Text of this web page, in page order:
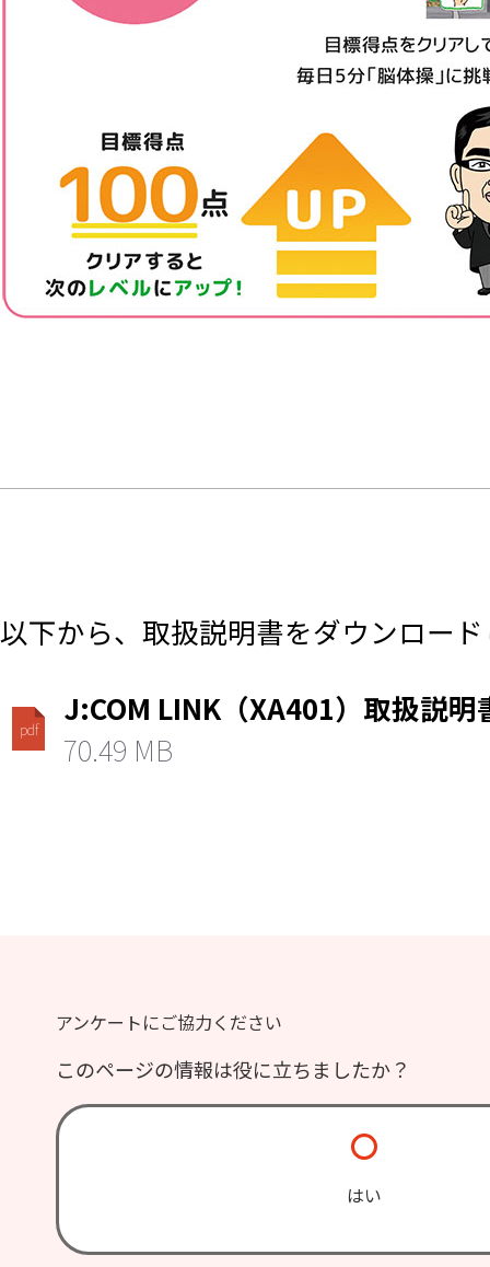
以下から、取扱説明書をダウンロー
pdf
J:COM LINK（XA401）取扱説明
70.49 MB
アンケートにご協力ください
このページの情報は役に立ちましたか？
はい